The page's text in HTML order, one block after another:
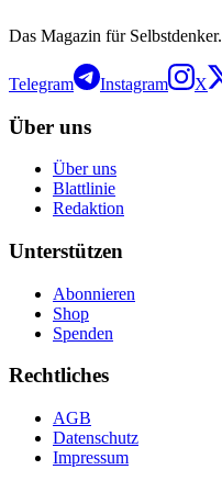
Das Magazin für Selbstdenker.
Telegram Instagram X
Über uns
Über uns
Blattlinie
Redaktion
Unterstützen
Abonnieren
Shop
Spenden
Rechtliches
AGB
Datenschutz
Impressum